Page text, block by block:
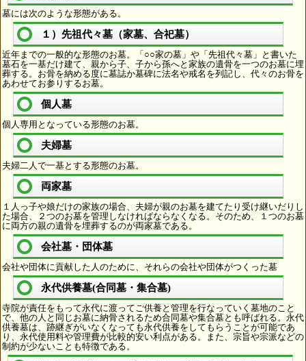
墓には次のような形態がある。
１）先祖代々墓（家墓、合祀墓）
近年までの一般的な形態のお墓。「○○家の墓」や「先祖代々墓」と書いた
墓石を一基だけ建て、親から子、子から孫へと家族の遺骨を一つのお墓に埋
葬する。お骨を納める度に墓誌か墓碑に法名や戒名を列記し、代々のお骨を
あわせてお参りするお墓。
個人墓
個人専用となっている形態のお墓。
夫婦墓
夫婦二人で一基とする形態のお墓。
両家墓
１人っ子や娘だけの家族の場合、夫婦が親のお墓を建てたり受け継いだりし
た場合、２つのお墓を管理しなければならなくなる。そのため、１つのお墓
に両方の親の遺骨を埋葬するのが両家墓である。
会社墓・団体墓
会社や団体に貢献した人のために、それらの会社や団体がつくった墓
永代供養墓(合同墓・集合墓)
寺院が責任をもって永代に渡ってご供養と管理を行なっていく墓地のこと
で、他の人と同じお墓に納骨されるため合同墓や集合墓とも呼ばれる。永代
供養墓は、跡継ぎがいなくなっても永代供養をしてもらうことが可能であ
り、永代使用料や管理費が比較的安い利点がある。また、宗旨や宗派などの
制約が少ないことも特徴である。